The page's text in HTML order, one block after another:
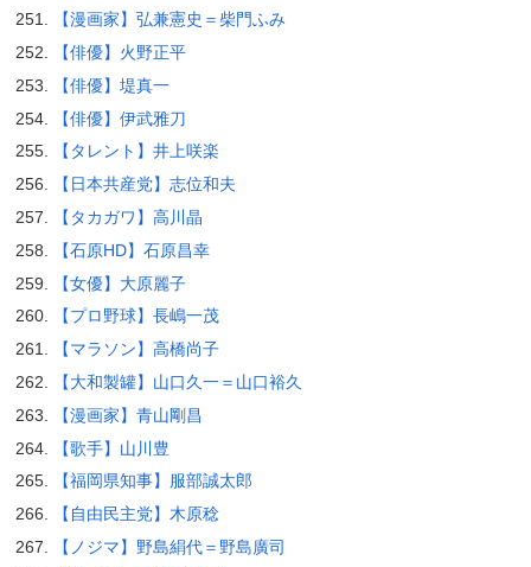
【漫画家】弘兼憲史＝柴門ふみ
【俳優】火野正平
【俳優】堤真一
【俳優】伊武雅刀
【タレント】井上咲楽
【日本共産党】志位和夫
【タカガワ】高川晶
【石原HD】石原昌幸
【女優】大原麗子
【プロ野球】長嶋一茂
【マラソン】高橋尚子
【大和製罐】山口久一＝山口裕久
【漫画家】青山剛昌
【歌手】山川豊
【福岡県知事】服部誠太郎
【自由民主党】木原稔
【ノジマ】野島絹代＝野島廣司